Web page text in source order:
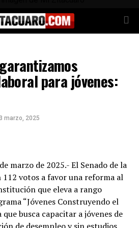
para jóvenes:
marzo, 2025
marzo de 2025.- El Senado de la
votos a favor una reforma al
que eleva a rango
“Jóvenes Construyendo el
busca capacitar a jóvenes de